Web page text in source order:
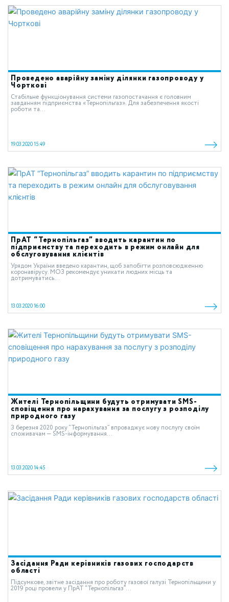
Проведено аварійну заміну ділянки газопроводу у
Чорткові
Стабільне функціонування системи газопостачання є головним
завданням підприємства «Тернопільгаз». Для забезпечення якості
роботи та...
19.03.2020 15:49
ПрАТ “Тернопільгаз” вводить карантин по
підприємству та переходить в режим онлайн для
обслуговування клієнтів
Урядом України введено карантин, щоб запобігти розповсюдженню
коронавірусу. МОЗ рекомендує уникати людних місць та
дотримуватись...
13.03.2020 16:00
Жителі Тернопільщини будуть отримувати SMS-
сповіщення про нарахування за послугу з розподілу
природного газу
З березня 2020 року “Тернопільгаз” впроваджує нову послугу своїм
споживачам — SMS-інформування...
13.03.2020 14:45
Засідання Ради керівників газових господарств
області
Підсумкове, звітне засідання про роботу газової галузі Тернопільщини у
2019 році провели у ПрАТ “Тернопільгаз”...